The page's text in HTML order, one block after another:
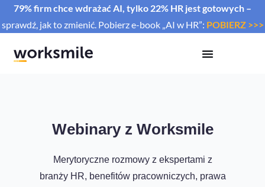
79% firm chce wdrażać AI, tylko 22% HR jest gotowych –
sprawdź, jak to zmienić. Pobierz e-book „AI w HR”: POBIERZ >>>
Webinary z Worksmile
Merytoryczne rozmowy z ekspertami z
branży HR, benefitów pracowniczych, prawa